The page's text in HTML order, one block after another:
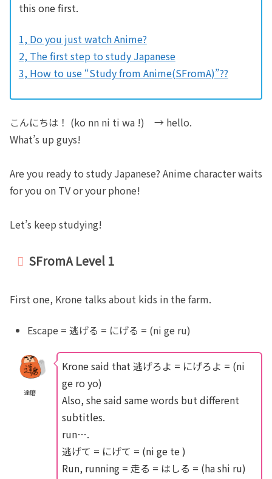
this one first.
1, Do you just watch Anime?
2, The first step to study Japanese
3, How to use “Study from Anime(SFromA)”??
こんにちは！ (ko nn ni ti wa !) → hello.
What’s up guys!
Are you ready to study Japanese? Anime character waits
for you on TV or your phone!
Let’s keep studying!
SFromA Level 1
First one, Krone talks about kids in the farm.
Escape = 逃げる = にげる = (ni ge ru)
達磨
Krone said that 逃げろよ = にげろよ = (ni
ge ro yo)
Also, she said same words but different
subtitles.
run….
逃げて = にげて = (ni ge te )
Run, running = 走る = はしる = (ha shi ru)